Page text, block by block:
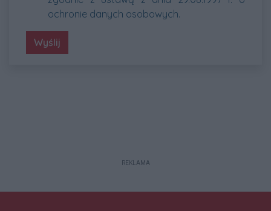
ochronie danych osobowych.
Wyślij
REKLAMA